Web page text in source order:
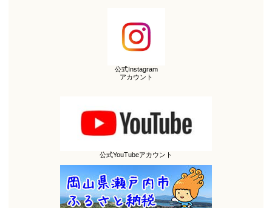
公式Instagram
アカウント
公式YouTubeアカウント